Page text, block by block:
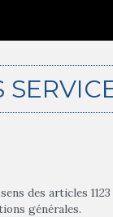
des articles
générales.